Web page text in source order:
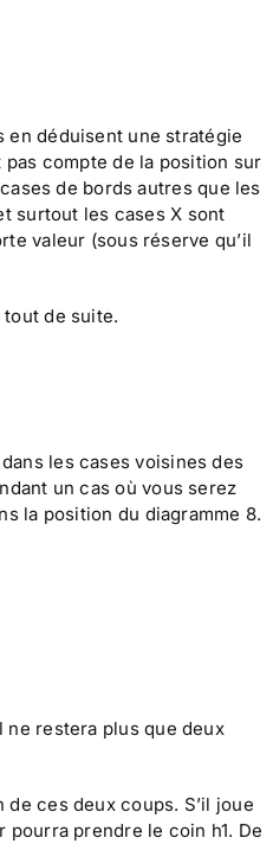
en déduisent une stratégie
compte de la position sur
de bords autres que les
surtout les cases X sont
valeur (sous réserve qu’il
de suite.
les cases voisines des
un cas où vous serez
la position du diagramme 8.
ne restera plus que deux
ces deux coups. S’il joue
pourra prendre le coin h1. De